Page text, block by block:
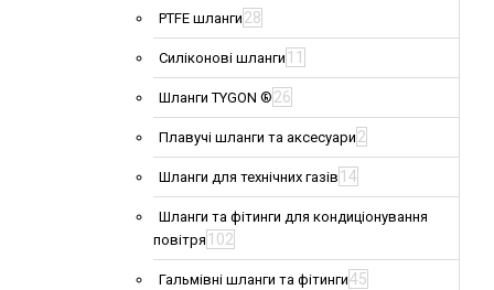
PTFE шланги 28
Силіконові шланги 11
Шланги TYGON ® 26
Плавучі шланги та аксесуари 2
Шланги для технічних газів 14
Шланги та фітинги для кондиціонування
повітря 102
Гальмівні шланги та фітинги45